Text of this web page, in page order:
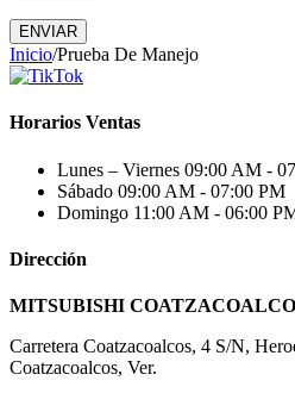
ENVIAR
Inicio/Prueba De Manejo
Horarios Ventas
Lunes – Viernes 09:00 AM -
Sábado 09:00 AM - 07:00 PM
Domingo 11:00 AM - 06:00
Dirección
MITSUBISHI
Carretera Coatzacoalcos, 4 S/N,
Coatzacoalcos, Ver.